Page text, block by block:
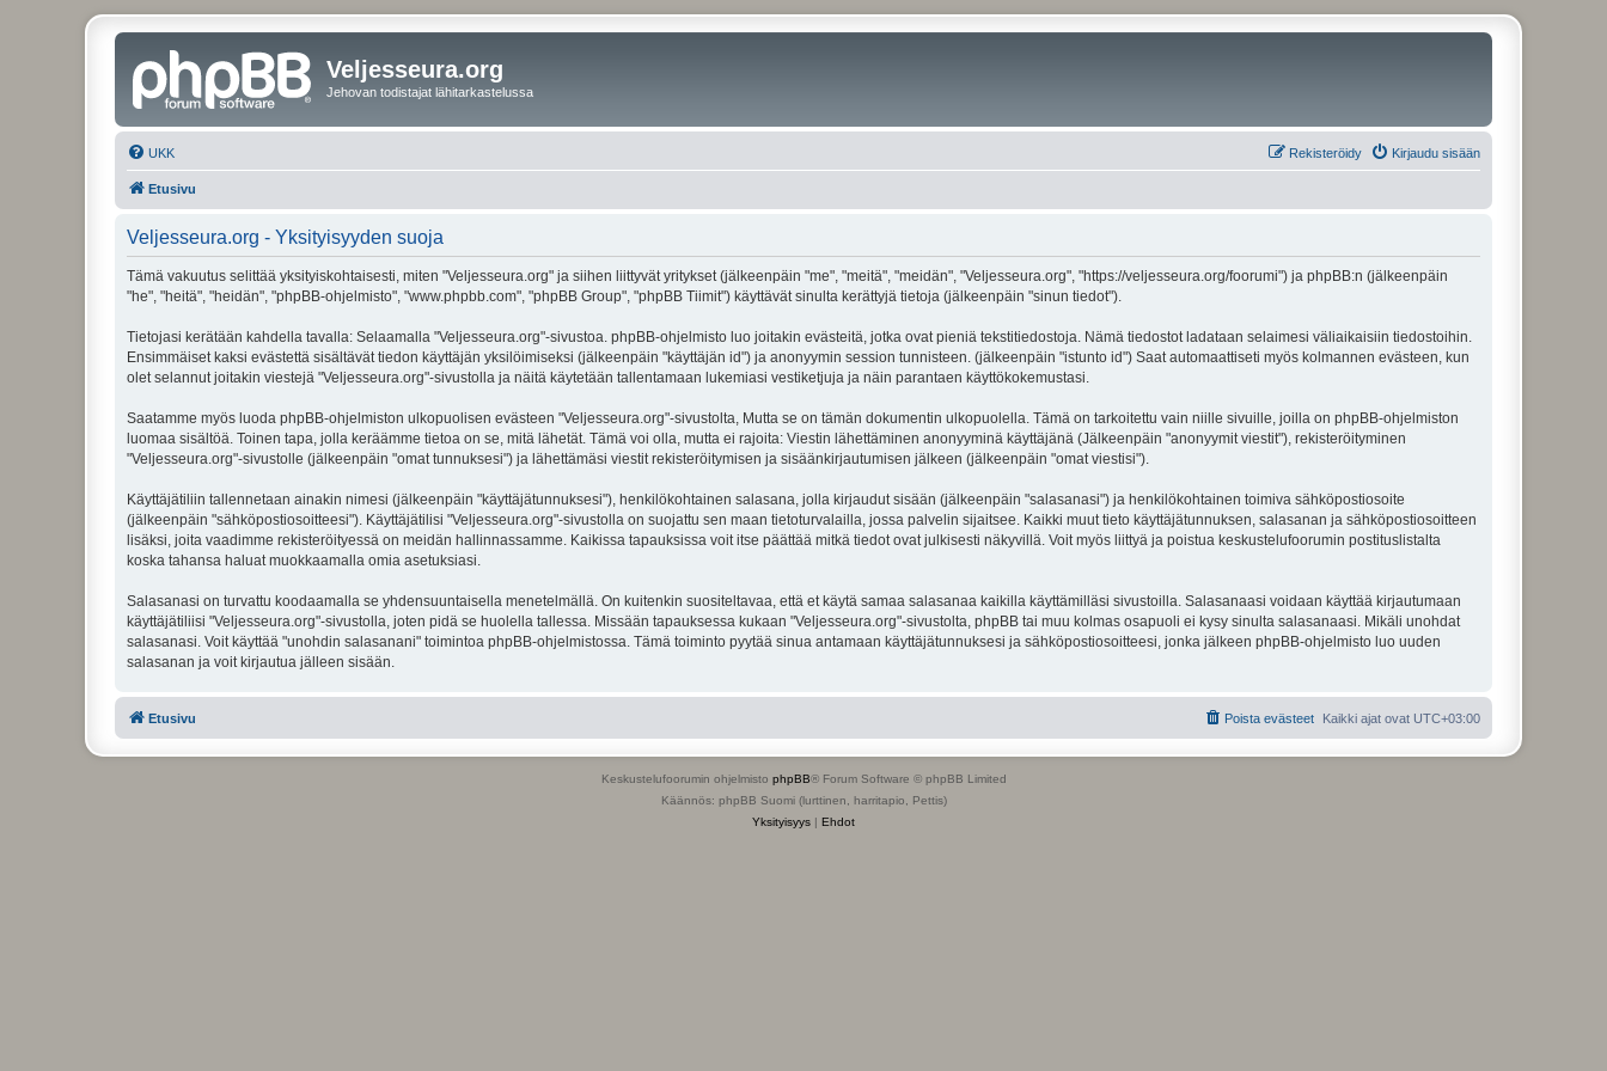
Veljesseura.org
Jehovan todistajat lähitarkastelussa
UKK Kirjaudu sisään
Rekisteröidy
Etusivu
Veljesseura.org - Yksityisyyden suoja
Tämä vakuutus selittää yksityiskohtaisesti, miten "Veljesseura.org" ja siihen liittyvät yritykset (jälkeenpäin "me", "meitä", "meidän", "Veljesseura.org", "https://veljesseura.org/foorumi") ja phpBB:n (jälkeenpäin
"he", "heitä", "heidän", "phpBB-ohjelmisto", "www.phpbb.com", "phpBB Group", "phpBB Tiimit") käyttävät sinulta kerättyjä tietoja (jälkeenpäin "sinun tiedot").
Tietojasi kerätään kahdella tavalla: Selaamalla "Veljesseura.org"-sivustoa. phpBB-ohjelmisto luo joitakin evästeitä, jotka ovat pieniä tekstitiedostoja. Nämä tiedostot ladataan selaimesi väliaikaisiin tiedostoihin.
Ensimmäiset kaksi evästettä sisältävät tiedon käyttäjän yksilöimiseksi (jälkeenpäin "käyttäjän id") ja anonyymin session tunnisteen. (jälkeenpäin "istunto id") Saat automaattiseti myös kolmannen evästeen, kun
olet selannut joitakin viestejä "Veljesseura.org"-sivustolla ja näitä käytetään tallentamaan lukemiasi vestiketjuja ja näin parantaen käyttökokemustasi.
Saatamme myös luoda phpBB-ohjelmiston ulkopuolisen evästeen "Veljesseura.org"-sivustolta, Mutta se on tämän dokumentin ulkopuolella. Tämä on tarkoitettu vain niille sivuille, joilla on phpBB-ohjelmiston
luomaa sisältöä. Toinen tapa, jolla keräämme tietoa on se, mitä lähetät. Tämä voi olla, mutta ei rajoita: Viestin lähettäminen anonyyminä käyttäjänä (Jälkeenpäin "anonyymit viestit"), rekisteröityminen
"Veljesseura.org"-sivustolle (jälkeenpäin "omat tunnuksesi") ja lähettämäsi viestit rekisteröitymisen ja sisäänkirjautumisen jälkeen (jälkeenpäin "omat viestisi").
Käyttäjätiliin tallennetaan ainakin nimesi (jälkeenpäin "käyttäjätunnuksesi"), henkilökohtainen salasana, jolla kirjaudut sisään (jälkeenpäin "salasanasi") ja henkilökohtainen toimiva sähköpostiosoite
(jälkeenpäin "sähköpostiosoitteesi"). Käyttäjätilisi "Veljesseura.org"-sivustolla on suojattu sen maan tietoturvalailla, jossa palvelin sijaitsee. Kaikki muut tieto käyttäjätunnuksen, salasanan ja sähköpostiosoitteen
lisäksi, joita vaadimme rekisteröityessä on meidän hallinnassamme. Kaikissa tapauksissa voit itse päättää mitkä tiedot ovat julkisesti näkyvillä. Voit myös liittyä ja poistua keskustelufoorumin postituslistalta
koska tahansa haluat muokkaamalla omia asetuksiasi.
Salasanasi on turvattu koodaamalla se yhdensuuntaisella menetelmällä. On kuitenkin suositeltavaa, että et käytä samaa salasanaa kaikilla käyttämilläsi sivustoilla. Salasanaasi voidaan käyttää kirjautumaan
käyttäjätiliisi "Veljesseura.org"-sivustolla, joten pidä se huolella tallessa. Missään tapauksessa kukaan "Veljesseura.org"-sivustolta, phpBB tai muu kolmas osapuoli ei kysy sinulta salasanaasi. Mikäli unohdat
salasanasi. Voit käyttää "unohdin salasanani" toimintoa phpBB-ohjelmistossa. Tämä toiminto pyytää sinua antamaan käyttäjätunnuksesi ja sähköpostiosoitteesi, jonka jälkeen phpBB-ohjelmisto luo uuden
salasanan ja voit kirjautua jälleen sisään.
Etusivu Kaikki ajat ovat UTC+03:00
Poista evästeet
Keskustelufoorumin ohjelmisto phpBB® Forum Software © phpBB Limited
Käännös: phpBB Suomi (lurttinen, harritapio, Pettis)
Yksityisyys | Ehdot